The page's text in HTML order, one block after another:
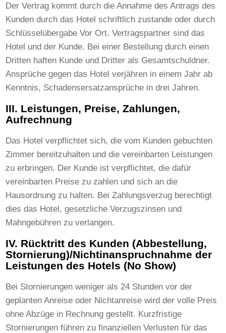
Der Vertrag kommt durch die Annahme des Antrags des
Kunden durch das Hotel schriftlich zustande oder durch
Schlüsselübergabe Vor Ort. Vertragspartner sind das
Hotel und der Kunde. Bei einer Bestellung durch einen
Dritten haften Kunde und Dritter als Gesamtschuldner.
Ansprüche gegen das Hotel verjähren in einem Jahr ab
Kenntnis, Schadensersatzansprüche in drei Jahren.
III. Leistungen, Preise, Zahlungen,
Aufrechnung
Das Hotel verpflichtet sich, die vom Kunden gebuchten
Zimmer bereitzuhalten und die vereinbarten Leistungen
zu erbringen. Der Kunde ist verpflichtet, die dafür
vereinbarten Preise zu zahlen und sich an die
Hausordnung zu halten. Bei Zahlungsverzug berechtigt
dies das Hotel, gesetzliche Verzugszinsen und
Mahngebühren zu verlangen.
IV. Rücktritt des Kunden (Abbestellung,
Stornierung)/Nichtinanspruchnahme der
Leistungen des Hotels (No Show)
Bei Stornierungen weniger als 24 Stunden vor der
geplanten Anreise oder Nichtanreise wird der volle Preis
ohne Abzüge in Rechnung gestellt. Kurzfristige
Stornierungen führen zu finanziellen Verlusten für das